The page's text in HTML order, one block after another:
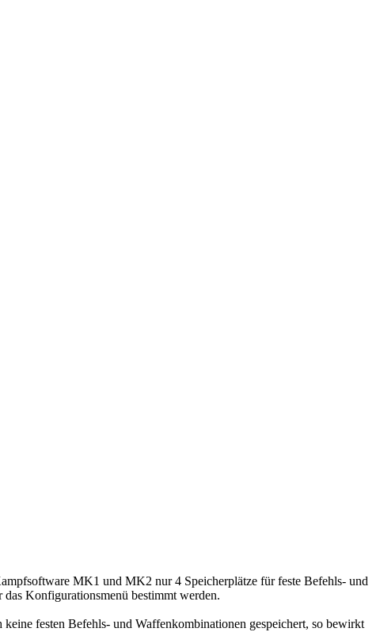
MK1 und MK2 nur 4 Speicherplätze für feste Befehls- und
Konfigurationsmenü bestimmt werden.
festen Befehls- und Waffenkombinationen gespeichert, so bewirkt